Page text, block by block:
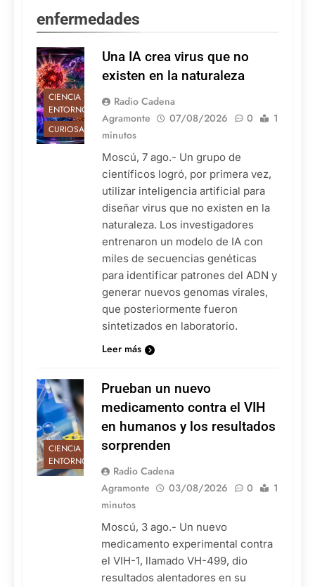
enfermedades
CIENCIA Y
ENTORNO
CURIOSAS
Una IA crea virus que no
existen en la naturaleza
Radio Cadena
Agramonte
07/08/2026 0
1
minutos
Moscú, 7 ago.- Un grupo de
científicos logró, por primera vez,
utilizar inteligencia artificial para
diseñar virus que no existen en la
naturaleza. Los investigadores
entrenaron un modelo de IA con
miles de secuencias genéticas
para identificar patrones del ADN y
generar nuevos genomas virales,
que posteriormente fueron
sintetizados en laboratorio.
Leer más
CIENCIA Y
ENTORNO
Prueban un nuevo
medicamento contra el VIH
en humanos y los resultados
sorprenden
Radio Cadena
Agramonte
03/08/2026 0
1
minutos
Moscú, 3 ago.- Un nuevo
medicamento experimental contra
el VIH-1, llamado VH-499, dio
resultados alentadores en su